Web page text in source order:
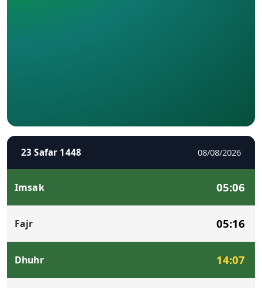
23 Safar 1448 08/08/2026
Imsak 05:06
Fajr 05:16
Dhuhr 14:07